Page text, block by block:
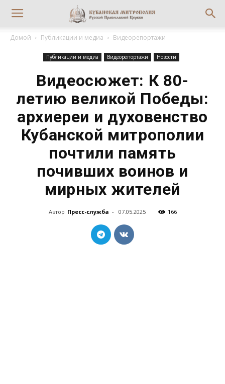
Домой Публикации и медиа Видеорепортажи
Публикации и медиа Видеорепортажи Новости
Видеосюжет: К 80-
летию великой Победы:
архиереи и духовенство
Кубанской митрополии
почтили память
почивших воинов и
мирных жителей
Автор Пресс-служба - 07.05.2025 166